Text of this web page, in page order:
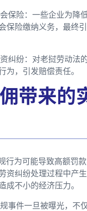
保险：一些企业为降
保险缴纳义务，最终
纠纷：对老挝劳动法
为，引发赔偿责任。
带来的
行为可能导致高额罚
资纠纷处理过程中产
成不小的经济压力。
事件一旦被曝光，不